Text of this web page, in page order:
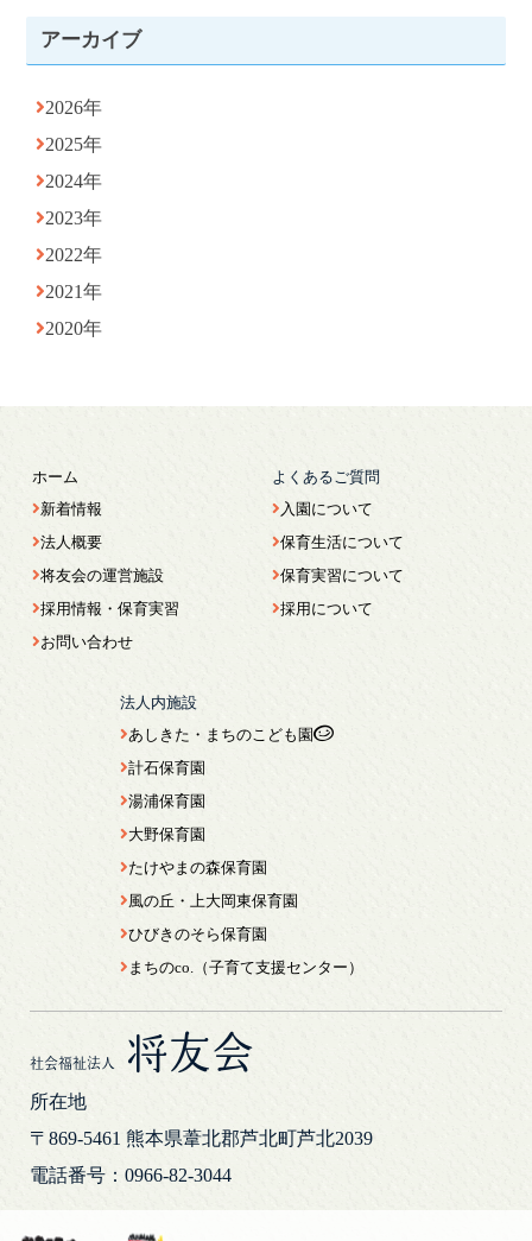
アーカイブ
2026年
2025年
2024年
2023年
2022年
2021年
2020年
社会福祉法人 将友会
所在地
〒869-5461 熊本県葦北郡芦北町芦北2039
電話番号：0966-82-3044
ホーム
新着情報
法人概要
将友会の運営施設
採用情報・保育実習
お問い合わせ
よくあるご質問
入園について
保育生活について
保育実習について
採用について
法人内施設
あしきた・まちのこども園
計石保育園
湯浦保育園
大野保育園
たけやまの森保育園
風の丘・上大岡東保育園
ひびきのそら保育園
まちのco.（子育て支援センター）